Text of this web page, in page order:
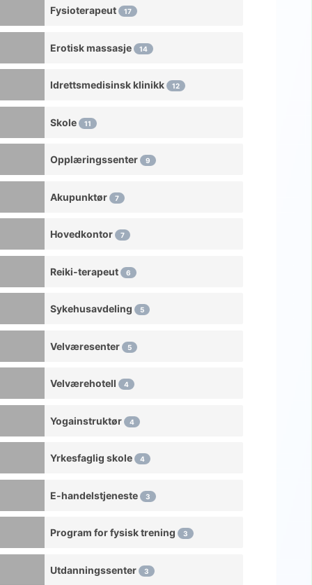
Bonesetting hus
Fotterapeut
Treningssenter
Kosmetisk tannlege
Rådgiver
Kulinarisk skole
Tannpleier
Doula
Fysioterapeut 17
Erotisk massasje 14
Idrettsmedisinsk klinikk 12
Skole 11
Opplæringssenter 9
Akupunktør 7
Hovedkontor 7
Reiki-terapeut 6
Sykehusavdeling 5
Velværesenter 5
Velværehotell 4
Yogainstruktør 4
Yrkesfaglig skole 4
E-handelstjeneste 3
Program for fysisk trening 3
Utdanningssenter 3